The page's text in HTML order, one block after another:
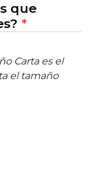
que
*
Carta es el
el tamaño